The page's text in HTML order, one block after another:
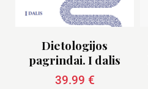
Dietologijos
pagrindai. I dalis
39.99 €